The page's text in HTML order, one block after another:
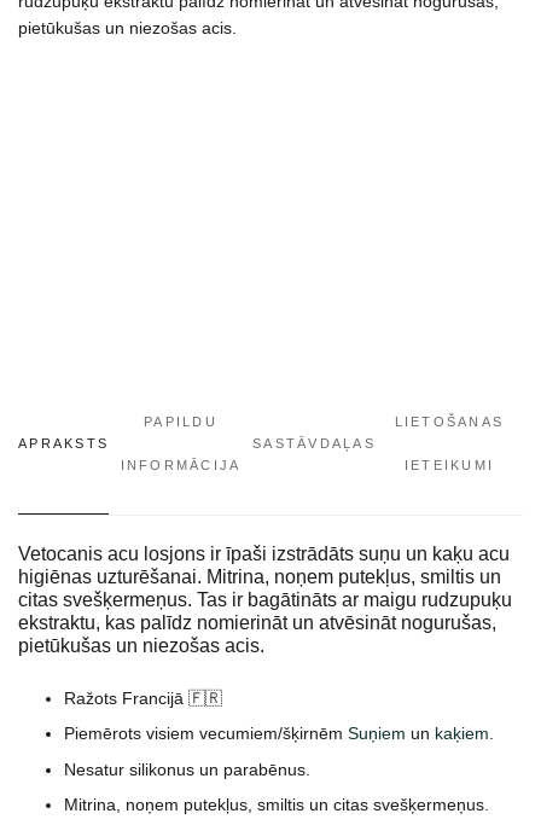
pietūkušas un niezošas acis.
APRAKSTS
PAPILDU
INFORMĀCIJA
SASTĀVDAĻAS
LIETOŠANAS
IETEIKUMI
Vetocanis acu losjons ir īpaši izstrādāts suņu un kaķu acu
higiēnas uzturēšanai. Mitrina, noņem putekļus, smiltis un
citas svešķermeņus. Tas ir bagātināts ar maigu rudzupuķu
ekstraktu, kas palīdz nomierināt un atvēsināt nogurušas,
pietūkušas un niezošas acis.
Ražots Francijā 🇫🇷
Piemērots visiem vecumiem/šķirnēm Suņiem un kaķiem
Nesatur silikonus un parabēnus.
Mitrina, noņem putekļus, smiltis un citas svešķermeņus.